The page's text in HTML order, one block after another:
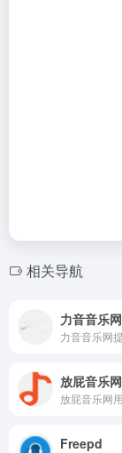
相关导航
力音音乐网
放屁音乐网
Freepd